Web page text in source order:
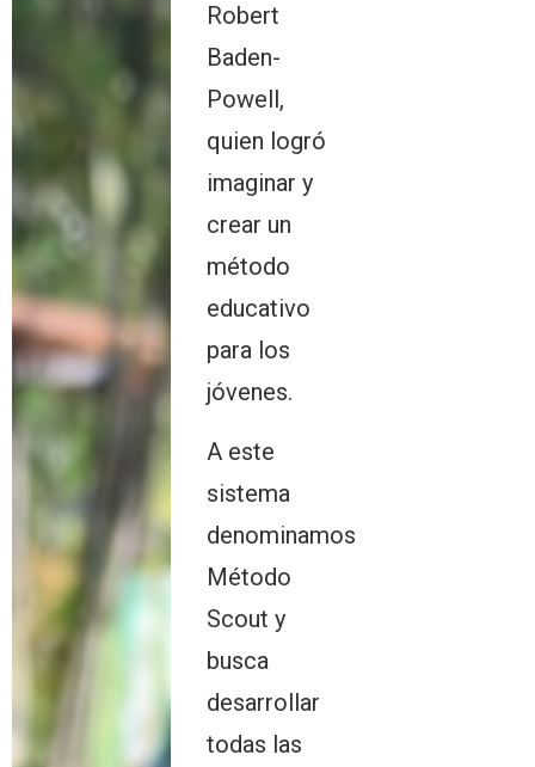
Robert
Baden-
Powell,
quien logró
imaginar y
crear un
método
educativo
para los
jóvenes.
A este
sistema
denominamos
Método
Scout y
busca
desarrollar
todas las